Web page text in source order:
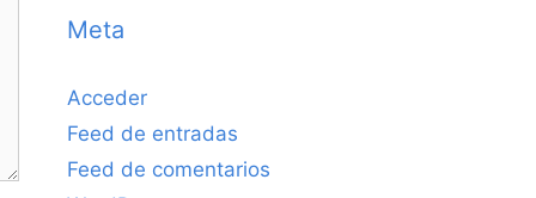
Meta
Acceder
Feed de entradas
Feed de comentarios